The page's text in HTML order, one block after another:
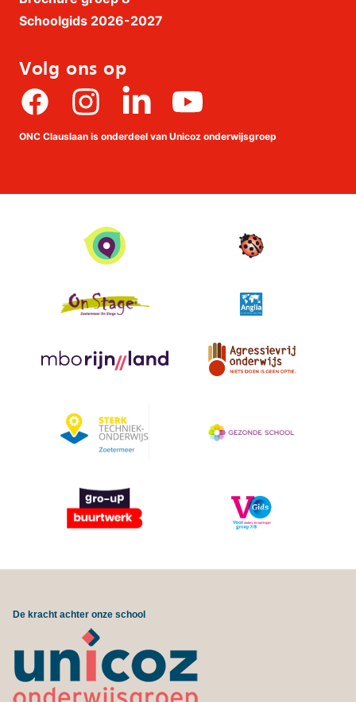
Schoolgids 2026-2027
Volg ons op
FacebookInstagramlinkedinYoutube
ONC Clauslaan is onderdeel van Unicoz onderwijsgroep
De kracht achter onze school